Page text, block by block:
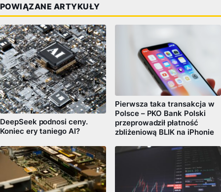
POWIĄZANE ARTYKUŁY
DeepSeek podnosi ceny.
Koniec ery taniego AI?
Pierwsza taka transakcja w
Polsce – PKO Bank Polski
przeprowadził płatność
zbliżeniową BLIK na iPhonie